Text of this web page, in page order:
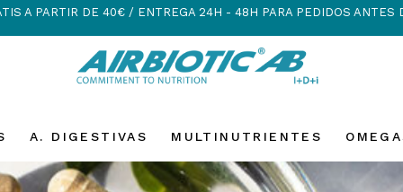
A PARTIR DE 40€ / ENTREGA 24H - 48H PARA PEDIDOS ANTES
A. DIGESTIVAS MULTINUTRIENTES